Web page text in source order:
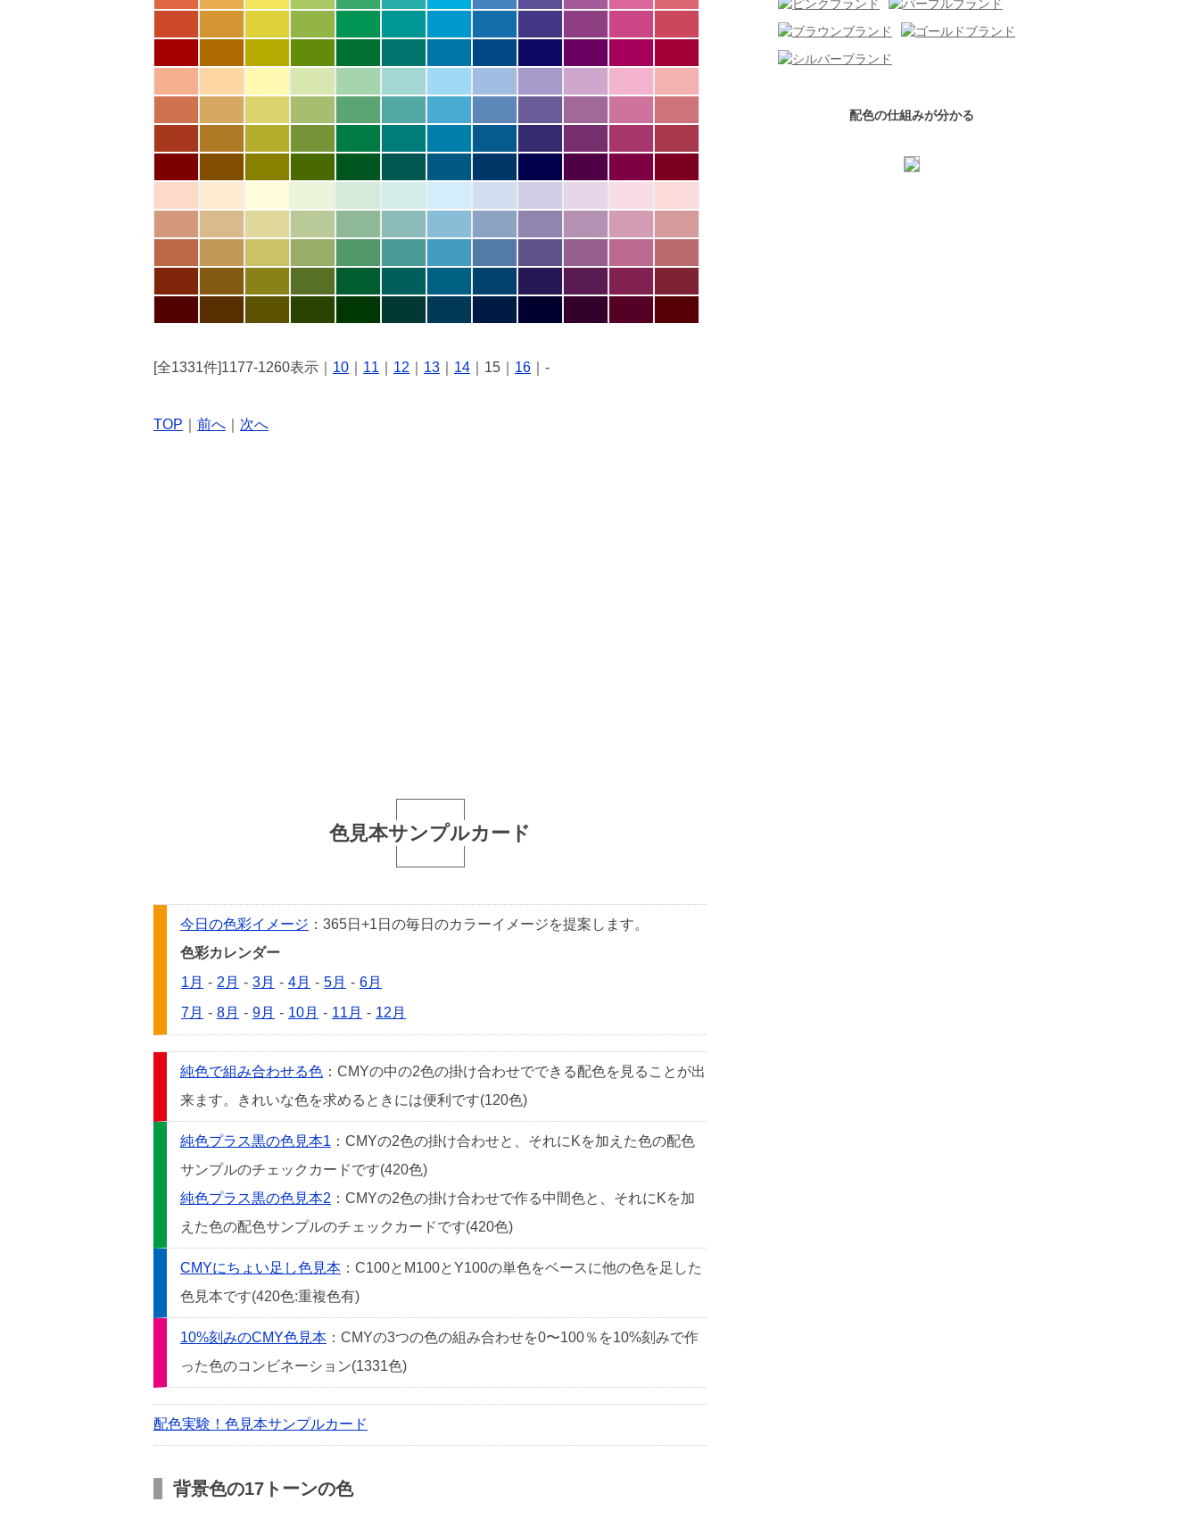
[全1331件]1177-1260表示｜ 10 11 12 13 14 ｜15｜ 16 ｜-
TOP 前へ 次へ
色見本サンプルカード
今日の色彩イメージ ：365日+1日の毎日のカラーイメージを提案します。
色彩カレンダー
1月 - 2月 - 3月 - 4月 - 5月 - 6月
7月 - 8月 - 9月 - 10月 - 11月 - 12月
純色で組み合わせる色 ：CMYの中の2色の掛け合わせでできる配色を見ることが出
来ます。きれいな色を求めるときには便利です(120色)
純色プラス黒の色見本1 ：CMYの2色の掛け合わせと、それにKを加えた色の配色
サンプルのチェックカードです(420色)
純色プラス黒の色見本2 ：CMYの2色の掛け合わせで作る中間色と、それにKを加
えた色の配色サンプルのチェックカードです(420色)
CMYにちょい足し色見本 ：C100とM100とY100の単色をベースに他の色を足した
色見本です(420色:重複色有)
10%刻みのCMY色見本 ：CMYの3つの色の組み合わせを0〜100％を10%刻みで作
った色のコンビネーション(1331色)
配色実験！色見本サンプルカード
背景色の17トーンの色
配色の仕組みが分かる